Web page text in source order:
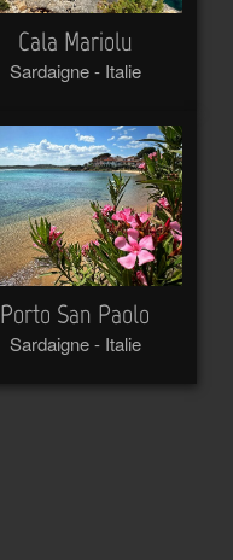
Cala Mariolu
Sardaigne - Italie
Porto San Paolo
Sardaigne - Italie